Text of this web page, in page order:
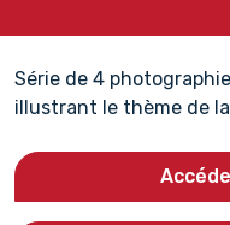
Série de 4
illustrant le thème de